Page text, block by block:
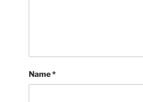
Name*